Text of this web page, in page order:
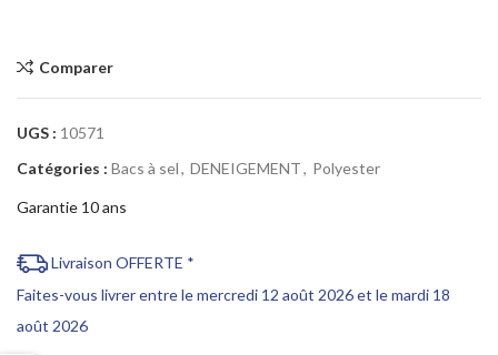
Comparer
UGS : 10571
Catégories : Bacs à sel, DENEIGEMENT, Polyester
Garantie 10 ans
Livraison OFFERTE *
Faites-vous livrer entre le mercredi 12 août 2026 et le mardi 18
août 2026